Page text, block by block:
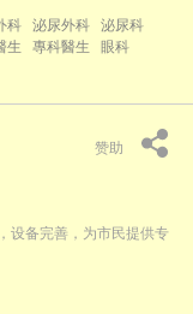
科 泌尿外科
泌尿科
生 專科醫生
眼科
赞助
设备完善，为市民提供专